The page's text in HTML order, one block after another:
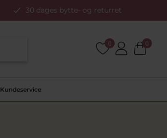
30 dages bytte- og returret
0 0
Kundeservice